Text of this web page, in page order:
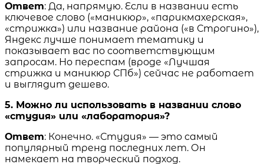
Ответ: Да, напрямую. Если в названии есть
ключевое слово («маникюр», «парикмахерская»,
«стрижка») или название района («в Строгино»),
Яндекс лучше понимает тематику и
показывает вас по соответствующим
запросам. Но переспам (вроде «Лучшая
стрижка и маникюр СПб») сейчас не работает
и выглядит дешево.
5. Можно ли использовать в названии слово
«студия» или «лаборатория»?
Ответ: Конечно. «Студия» — это самый
популярный тренд последних лет. Он
намекает на творческий подход.